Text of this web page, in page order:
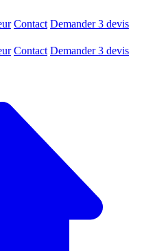
Contact Demander 3 devis
Contact Demander 3 devis